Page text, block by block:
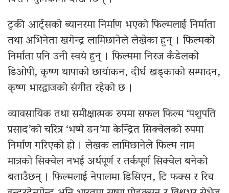
टुकी आर्ट्सको ब्यानरमा निर्माण भएको फिल्मलाई निर्माता
तथा अभिनेता खगेन्द्र लामिछानेले लेखेका हुन् । फिल्मको
निर्माता पनि उनी स्वयं हुन् । फिल्ममा निरज कँडेलको
डिओपी, कृष्ण थापाको छायांकन, दीर्घ खड्काको सम्पादन,
कृष्ण भारद्वाजको संगीत रहेको छ ।
व्यावसायिक तथा समीक्षात्मक रुपमा सफल फिल्म ‘पशुपति
प्रसाद’को चरित्र ‘भष्मे डन’मा केन्द्रित सिक्वेलको रुपमा
निर्माण गरिएको हो । लेखक लामिछानेले फिल्म नाम
मात्रको सिक्वेल नभई अर्थपूर्ण र तर्कपूर्ण सिक्वेल बनेको
बताउँछन् । फिल्मलाई नेपालमा डिसिएन, टि फक्स र रिच